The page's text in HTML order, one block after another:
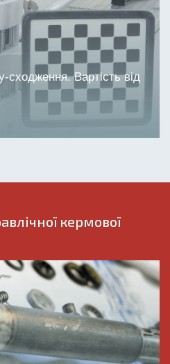
сходження. Вартість від
кермової